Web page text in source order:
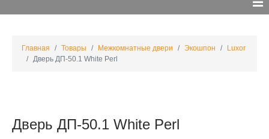
Главная Товары Межкомнатные двери Экошпон
Luxor
Дверь ДП-50.1 White Perl
Дверь ДП-50.1 White Perl